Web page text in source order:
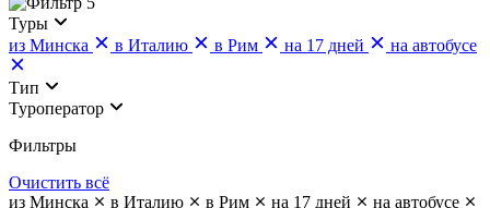
Туры
из Минска
в Италию в Рим на 17 дней на автобусе
Тип
Туроператор
Фильтры
Очистить всё
из Минска
в Италию в Рим на 17 дней
на автобусе